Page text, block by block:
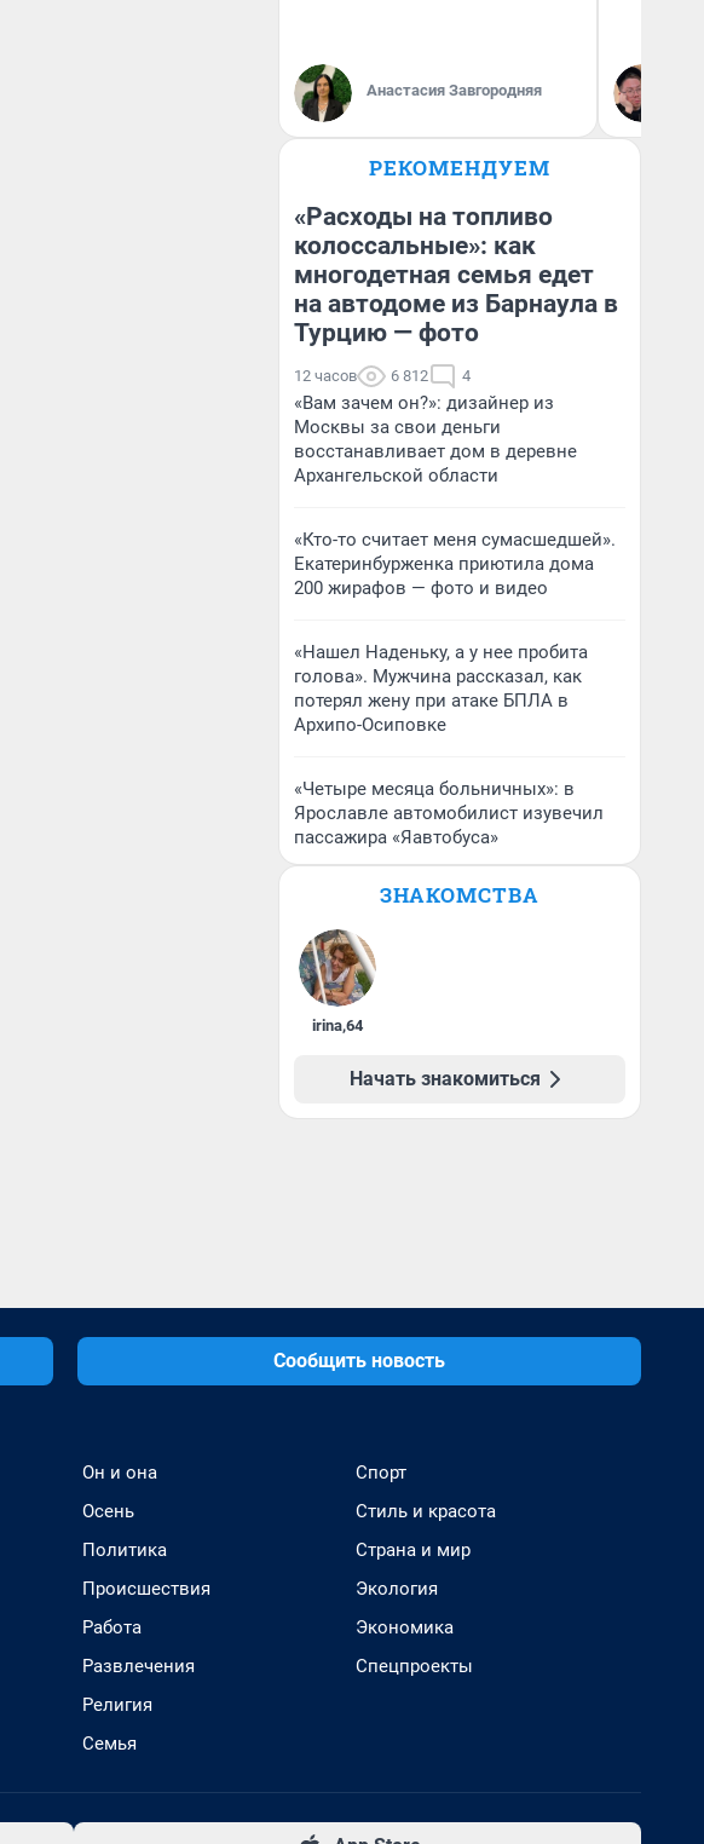
Анастасия Завгородняя
РЕКОМЕНДУЕМ
«Расходы на топливо
колоссальные»: как
многодетная семья едет
на автодоме из Барнаула в
Турцию — фото
12 часов 6 812 4
«Вам зачем он?»: дизайнер из
Москвы за свои деньги
восстанавливает дом в деревне
Архангельской области
«Кто-то считает меня сумасшедшей».
Екатеринбурженка приютила дома
200 жирафов — фото и видео
«Нашел Наденьку, а у нее пробита
голова». Мужчина рассказал, как
потерял жену при атаке БПЛА в
Архипо-Осиповке
«Четыре месяца больничных»: в
Ярославле автомобилист изувечил
пассажира «Яавтобуса»
ЗНАКОМСТВА
irina,64
Начать знакомиться
Сообщить новость
Он и она
Осень
Политика
Происшествия
Работа
Развлечения
Религия
Семья
Спорт
Стиль и красота
Страна и мир
Экология
Экономика
Спецпроекты